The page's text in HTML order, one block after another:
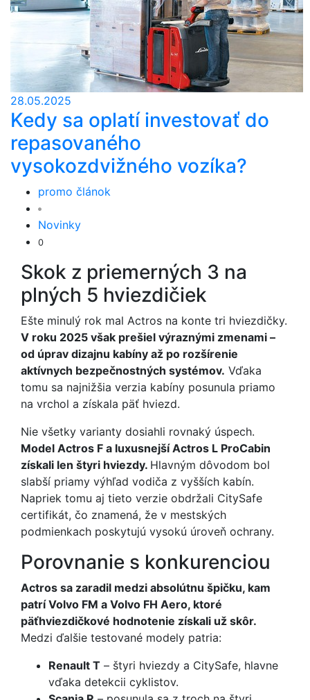
28.05.2025
Kedy sa oplatí investovať do
repasovaného
vysokozdvižného vozíka?
promo článok
Novinky
0
Skok z priemerných 3 na
plných 5 hviezdičiek
Ešte minulý rok mal Actros na konte tri hviezdičky.
V roku 2025 však prešiel výraznými zmenami –
od úprav dizajnu kabíny až po rozšírenie
aktívnych bezpečnostných systémov. Vďaka
tomu sa najnižšia verzia kabíny posunula priamo
na vrchol a získala päť hviezd.
Nie všetky varianty dosiahli rovnaký úspech.
Model Actros F a luxusnejší Actros L ProCabin
získali len štyri hviezdy. Hlavným dôvodom bol
slabší priamy výhľad vodiča z vyšších kabín.
Napriek tomu aj tieto verzie obdržali CitySafe
certifikát, čo znamená, že v mestských
podmienkach poskytujú vysokú úroveň ochrany.
Porovnanie s konkurenciou
Actros sa zaradil medzi absolútnu špičku, kam
patrí Volvo FM a Volvo FH Aero, ktoré
päťhviezdičkové hodnotenie získali už skôr.
Medzi ďalšie testované modely patria:
Renault T – štyri hviezdy a CitySafe, hlavne
vďaka detekcii cyklistov.